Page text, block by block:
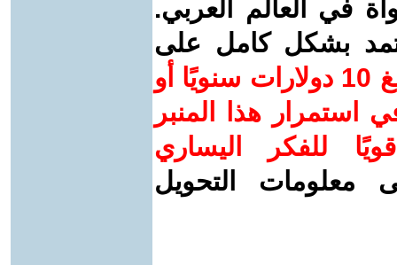
في العالم العربي.
بشكل كامل على
ساهم/ي معنا! بدعمكم بمبلغ 10 دولارات سنويًا أو
استمرار هذا المنبر
للفكر اليساري
معلومات التحويل